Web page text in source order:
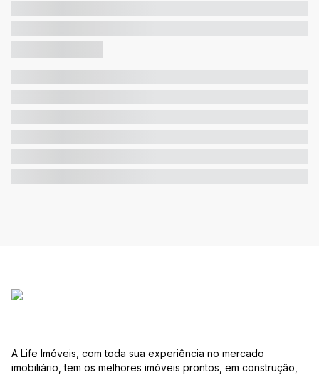
A Life Imóveis, com toda sua experiência no mercado
imobiliário, tem os melhores imóveis prontos, em construção,